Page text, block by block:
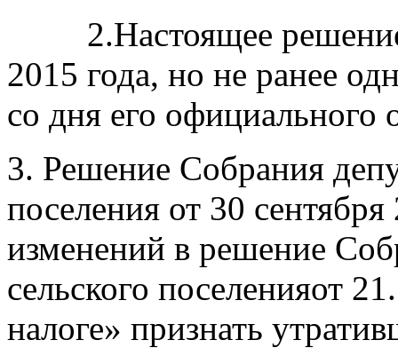
2.Настоящее
2015 года, но не ранее
со дня его официального
3. Решение Собрания
поселения от 30
изменений в решение
сельского поселенияот
налоге» признать